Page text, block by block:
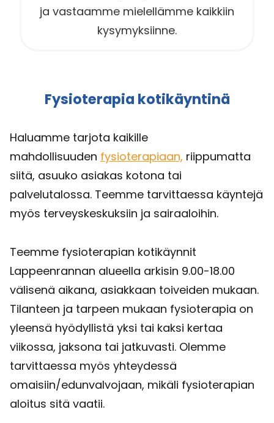
ja vastaamme mielellämme kaikkiin
kysymyksiinne.
Fysioterapia kotikäyntinä
Haluamme tarjota kaikille
mahdollisuuden fysioterapiaan, riippumatta
siitä, asuuko asiakas kotona tai
palvelutalossa. Teemme tarvittaessa käyntejä
myös terveyskeskuksiin ja sairaaloihin.
Teemme fysioterapian kotikäynnit
Lappeenrannan alueella arkisin 9.00-18.00
välisenä aikana, asiakkaan toiveiden mukaan.
Tilanteen ja tarpeen mukaan fysioterapia on
yleensä hyödyllistä yksi tai kaksi kertaa
viikossa, jaksona tai jatkuvasti. Olemme
tarvittaessa myös yhteydessä
omaisiin/edunvalvojaan, mikäli fysioterapian
aloitus sitä vaatii.